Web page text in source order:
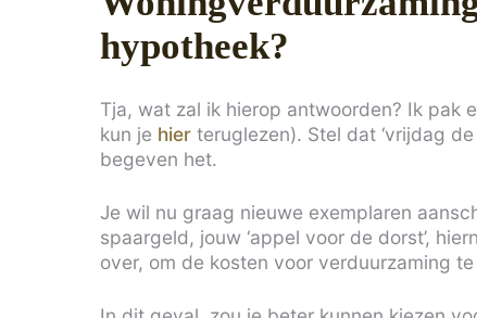
hypotheek?
Tja, wat zal ik hierop antwoorden? Ik pak
kun je hier teruglezen). Stel dat ‘vrijdag
begeven het.
Je wil nu graag nieuwe exemplaren
spaargeld, jouw ‘appel voor de dorst’,
over, om de kosten voor verduurzaming